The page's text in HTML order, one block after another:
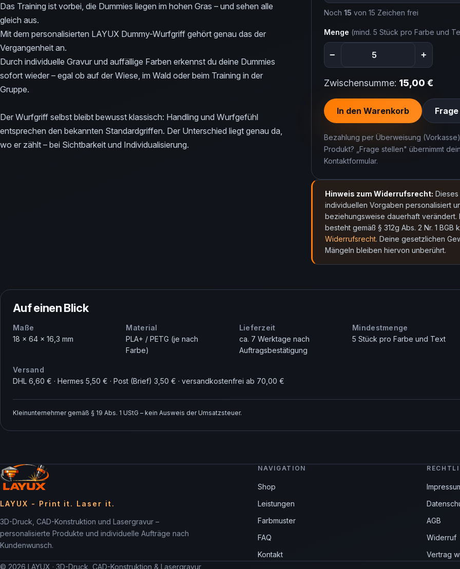
Das Training ist vorbei, die Dummies liegen im hohen Gras – und sehen alle
gleich aus.
Mit dem personalisierten LAYUX Dummy-Wurfgriff gehört genau das der
Vergangenheit an.
Durch individuelle Gravur und auffällige Farben erkennst du deine Dummies
sofort wieder – egal ob auf der Wiese, im Wald oder beim Training in der
Gruppe.
Der Wurfgriff selbst bleibt bewusst klassisch: Handling und Wurfgefühl
entsprechen den bekannten Standardgriffen. Der Unterschied liegt genau da,
wo er zählt – bei Sichtbarkeit und Individualisierung.
Noch 15 von 15 Zeichen frei
Menge (mind. 5 Stück pro Farbe und
− +
Zwischensumme: 15,00 €
In den Warenkorb
Bezahlung per Überweisung
Produkt? „Frage stellen" übernimmt
Kontaktformular.
Hinweis zum Widerrufsrecht:
individuellen Vorgaben personalisiert
beziehungsweise dauerhaft verändert.
besteht gemäß § 312g Abs. 2 Nr. 1 BGB
Widerrufsrecht. Deine gesetzlichen
Mängeln bleiben hiervon unberührt.
Auf einen Blick
Maße
18 × 64 × 16,3 mm
Material
PLA+ / PETG (je nach
Farbe)
Lieferzeit
ca. 7 Werktage nach
Auftragsbestätigung
Mindestmenge
5 Stück pro Farbe und Text
Versand
DHL 6,60 € · Hermes 5,50 € · Post (Brief) 3,50 € · versandkostenfrei ab 70,00 €
Kleinunternehmer gemäß § 19 Abs. 1 UStG – kein Ausweis der Umsatzsteuer.
LAYUX - Print it. Laser it.
3D-Druck, CAD-Konstruktion und Lasergravur –
personalisierte Produkte und individuelle Aufträge nach
Kundenwunsch.
NAVIGATION
Shop
Leistungen
Farbmuster
FAQ
Kontakt
AGB
Widerruf
Vertrag
© 2026 LAYUX · 3D-Druck, CAD-Konstruktion & Lasergravur